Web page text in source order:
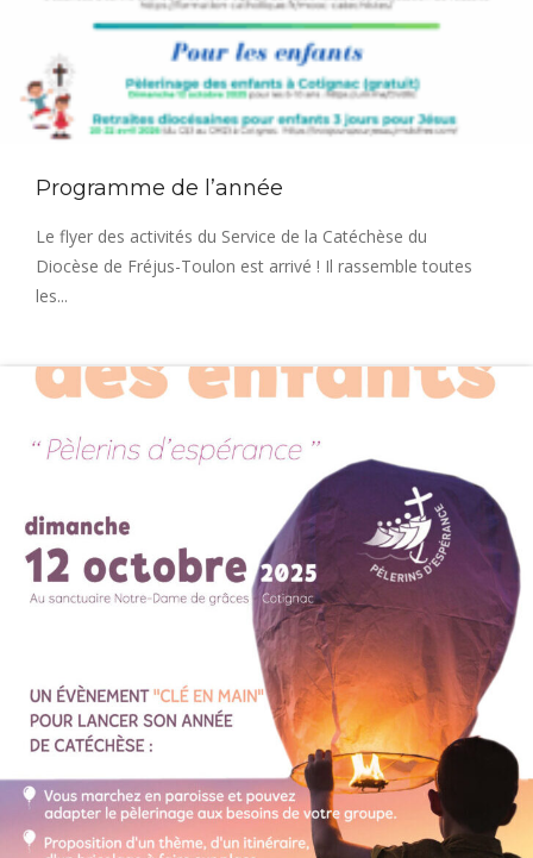
Programme de l’année
Le flyer des activités du Service de la Catéchèse du
Diocèse de Fréjus-Toulon est arrivé ! Il rassemble toutes
les...